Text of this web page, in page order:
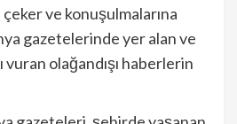
ve konuşulmalarına
gazetelerinde yer alan ve
vuran olağandışı haberlerin